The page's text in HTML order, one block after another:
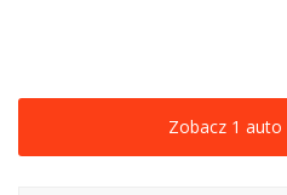
Zobacz 1 auto